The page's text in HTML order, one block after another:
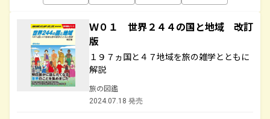
Ｗ０１ 世界２４４の国と地域 改訂
版
１９７ヵ国と４７地域を旅の雑学とともに
解説
旅の図鑑
2024.07.18 発売